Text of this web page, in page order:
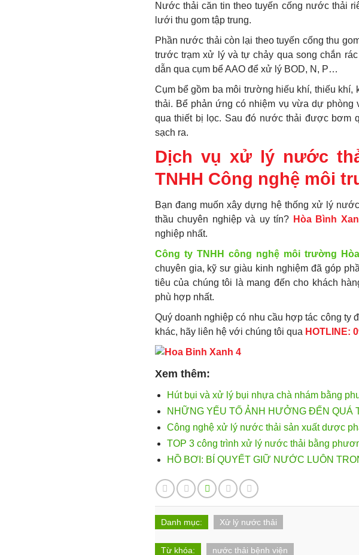
Nước thải căn tin theo tuyến cống nước thải
lưới thu gom tập trung.
Phần nước thải còn lại theo tuyến cống thu
trước trạm xử lý và tự chảy qua song chắn
dẫn qua cụm bể AAO để xử lý BOD, N, P…
Cụm bể gồm ba môi trường hiếu khí, thiếu
thải. Bể phản ứng có nhiệm vụ vừa dự
qua thiết bị lọc. Sau đó nước thải được bơm
sạch ra.
Dịch vụ xử lý nước
TNHH Công nghệ môi
Bạn đang muốn xây dựng hệ thống xử lý
thầu chuyên nghiệp và uy tín? Hòa Bình
nghiệp nhất.
Công ty TNHH công nghệ môi trường
chuyên gia, kỹ sư giàu kinh nghiệm đã góp
tiêu của chúng tôi là mang đến cho khách
phù hợp nhất.
Quý doanh nghiệp có nhu cầu hợp tác công ty
khác, hãy liên hệ với chúng tôi qua HOTLINE:
Xem thêm:
Hút bụi và xử lý bụi nhựa chà nhám bằng
NHỮNG YẾU TỐ ẢNH HƯỞNG ĐẾN QUÁ
Công nghệ xử lý nước thải sản xuất dược
TOP 3 công trình xử lý nước thải bằng
HỒ BƠI: BÍ QUYẾT GIỮ NƯỚC LUÔN
Danh mục: Xử lý nước thải
Từ khóa: nước thải bệnh viện